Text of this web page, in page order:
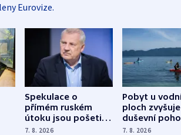
Eurovize.
Spekulace o
přímém ruském
útoku jsou pošetilé,
míní estonský
7. 8. 2026
Pobyt u
ploch zvyšuje
duševní
ukázala
7. 8. 2026